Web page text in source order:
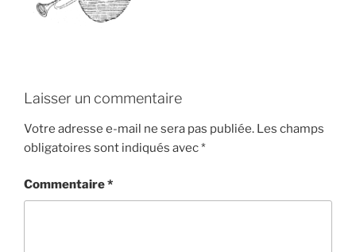
Laisser un commentaire
Votre adresse e-mail ne sera pas publiée. Les champs
obligatoires sont indiqués avec*
Commentaire*